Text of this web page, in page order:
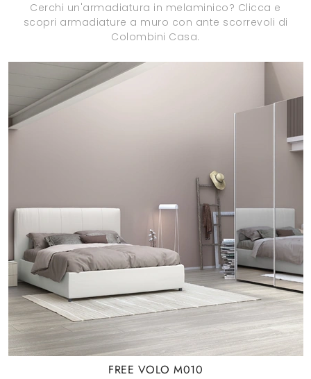
Cerchi un'armadiatura in melaminico? Clicca e
scopri armadiature a muro con ante scorrevoli di
Colombini Casa.
FREE VOLO M010